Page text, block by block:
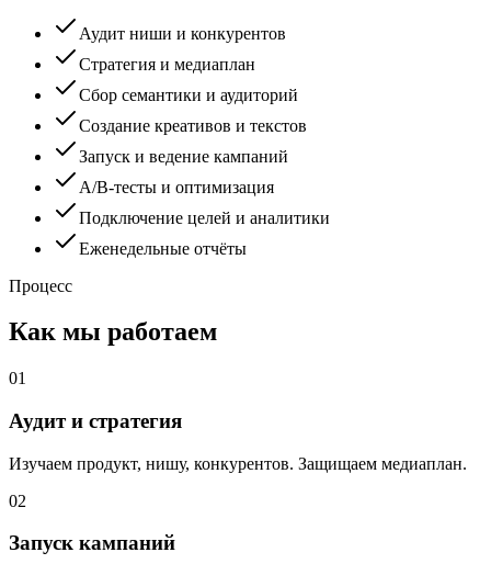
Аудит ниши и конкурентов
Стратегия и медиаплан
Сбор семантики и аудиторий
Создание креативов и текстов
Запуск и ведение кампаний
A/B-тесты и оптимизация
Подключение целей и аналитики
Еженедельные отчёты
Процесс
Как мы работаем
01
Аудит и стратегия
Изучаем продукт, нишу, конкурентов. Защищаем медиаплан.
02
Запуск кампаний